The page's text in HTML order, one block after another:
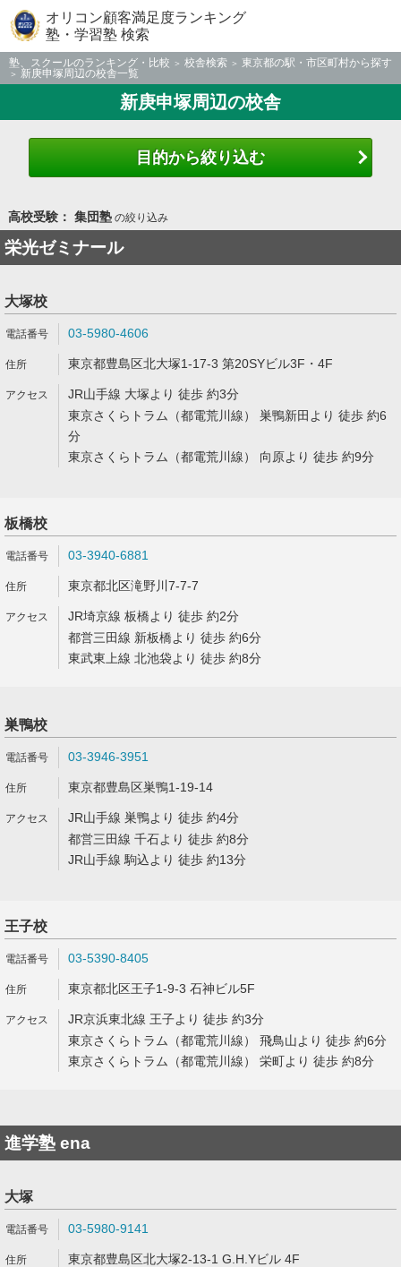
オリコン顧客満足度ランキング
塾・学習塾 検索
塾、スクールのランキング・比較 校舎検索
東京都の駅・市区町村から探す
新庚申塚周辺の校舎一覧
新庚申塚周辺の校舎
目的から絞り込む
高校受験： 集団塾の絞り込み
栄光ゼミナール
大塚校
03-5980-4606
東京都豊島区北大塚1-17-3 第20SYビル3F・4F
JR山手線 大塚より 徒歩 約3分
東京さくらトラム（都電荒川線） 巣鴨新田より 徒歩 約6
分
東京さくらトラム（都電荒川線） 向原より 徒歩 約9分
板橋校
03-3940-6881
東京都北区滝野川7-7-7
JR埼京線 板橋より 徒歩 約2分
都営三田線 新板橋より 徒歩 約6分
東武東上線 北池袋より 徒歩 約8分
巣鴨校
03-3946-3951
東京都豊島区巣鴨1-19-14
JR山手線 巣鴨より 徒歩 約4分
都営三田線 千石より 徒歩 約8分
JR山手線 駒込より 徒歩 約13分
王子校
03-5390-8405
東京都北区王子1-9-3 石神ビル5F
JR京浜東北線 王子より 徒歩 約3分
東京さくらトラム（都電荒川線） 飛鳥山より 徒歩 約6分
東京さくらトラム（都電荒川線） 栄町より 徒歩 約8分
進学塾 ena
大塚
03-5980-9141
東京都豊島区北大塚2-13-1 G.H.Yビル 4F